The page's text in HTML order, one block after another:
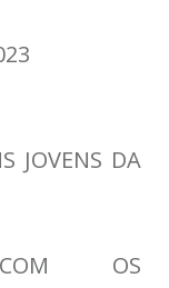
JOVENS DA
OS